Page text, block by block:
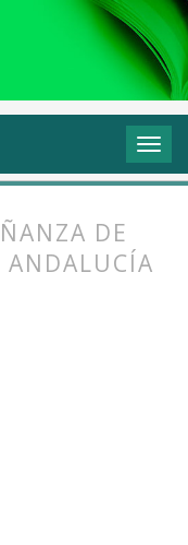
Investigación en danza
DE
ANDALUCÍA